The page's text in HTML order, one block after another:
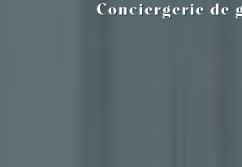
Conciergerie de